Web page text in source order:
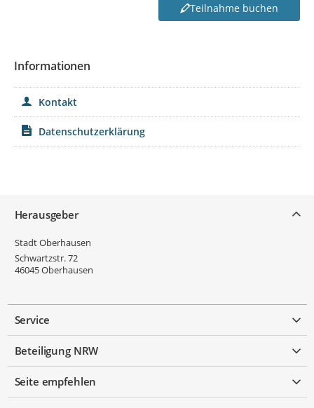
Teilnahme buchen
Informationen
Kontakt
Datenschutzerklärung
Herausgeber
Stadt Oberhausen
Schwartzstr. 72
46045Oberhausen
Service
Beteiligung NRW
Seite empfehlen